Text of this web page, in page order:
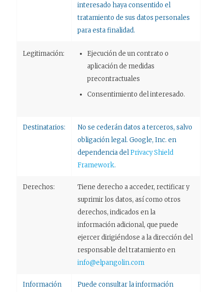
interesado haya consentido el
tratamiento de sus datos personales
para esta finalidad.
Legitimación:
Ejecución de un contrato o
aplicación de medidas
precontractuales
Consentimiento del interesado.
Destinatarios:
No se cederán datos a terceros, salvo
obligación legal. Google, Inc. en
dependencia delPrivacy Shield
Framework.
Derechos:
Tiene derecho a acceder, rectificar y
suprimir los datos, así como otros
derechos, indicados en la
información adicional, que puede
ejercer dirigiéndose a la dirección del
responsable del tratamiento en
info@elpangolin.com
Información
Puede consultar la información